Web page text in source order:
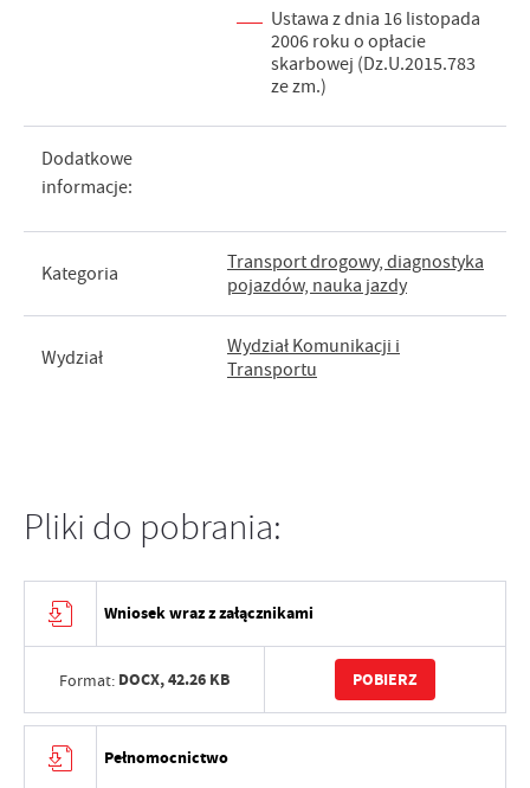
Ustawa z dnia 16 listopada
2006 roku o opłacie
skarbowej (Dz.U.2015.783
ze zm.)
Dodatkowe
informacje:
Kategoria
Transport drogowy, diagnostyka
pojazdów, nauka jazdy
Wydział
Wydział Komunikacji i
Transportu
Pliki do pobrania:
Wniosek wraz z załącznikami
Format: DOCX,42.26 KB POBIERZ
Pełnomocnictwo